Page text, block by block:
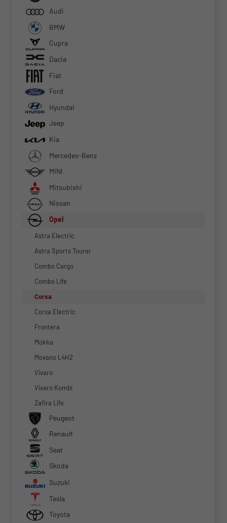
Audi
BMW
Cupra
Dacia
Fiat
Ford
Hyundai
Jeep
Kia
Mercedes-Benz
MINI
Mitsubishi
Nissan
Opel
Astra Electric
Astra Sports Tourer
Combo Cargo
Combo Life
Corsa
Corsa Electric
Frontera
Mokka
Movano L4H2
Vivaro
Vivaro Kombi
Zafira Life
Peugeot
Renault
Seat
Skoda
Suzuki
Tesla
Toyota